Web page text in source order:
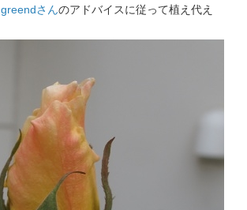
greendさんのアドバイスに従って植え代え